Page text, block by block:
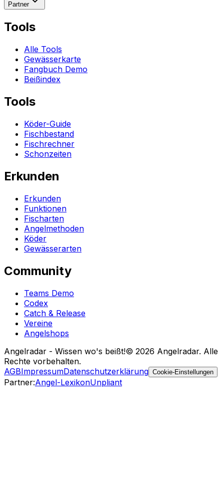
Partner
Tools
Alle Tools
Gewässerkarte
Fangbuch Demo
Beißindex
Tools
Köder-Guide
Fischbestand
Fischrechner
Schonzeiten
Erkunden
Erkunden
Funktionen
Fischarten
Angelmethoden
Köder
Gewässerarten
Community
Teams Demo
Codex
Catch & Release
Vereine
Angelshops
Angelradar - Wissen wo's beißt!© 2026 Angelradar. Alle
Rechte vorbehalten.
AGBImpressumDatenschutzerklärung Cookie-Einstellungen
Partner:Angel-LexikonUnpliant